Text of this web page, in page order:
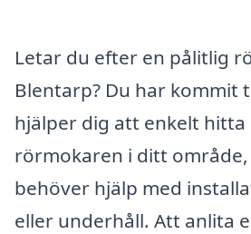
Letar du efter en pålitlig
Blentarp? Du har kommit
hjälper dig att enkelt hitta
rörmokaren i ditt
behöver hjälp med
eller underhåll. Att anlita